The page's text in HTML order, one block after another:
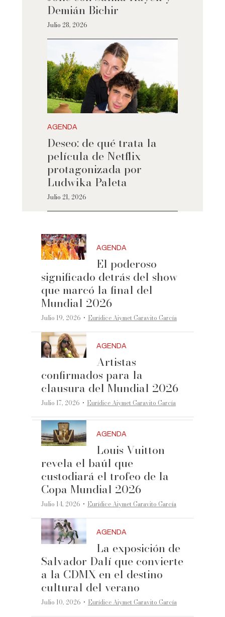
Demián Bichir
Julio 28, 2026
AGENDA
Deseo: de qué trata la
película de Netflix
protagonizada por
Ludwika Paleta
Julio 21, 2026
AGENDA
El poderoso
significado detrás del show
que marcó la final del
Mundial 2026
Julio 19, 2026 ·Eurídice Aiymet Garavito García
AGENDA
Artistas
confirmados para la
clausura del Mundial 2026
Julio 17, 2026 ·Eurídice Aiymet Garavito García
AGENDA
Louis Vuitton
revela el baúl que
custodiará el trofeo de la
Copa Mundial 2026
Julio 14, 2026 ·Eurídice Aiymet Garavito García
AGENDA
La exposición de
Salvador Dalí que convierte
a la CDMX en el destino
cultural del verano
Julio 10, 2026 ·Eurídice Aiymet Garavito García